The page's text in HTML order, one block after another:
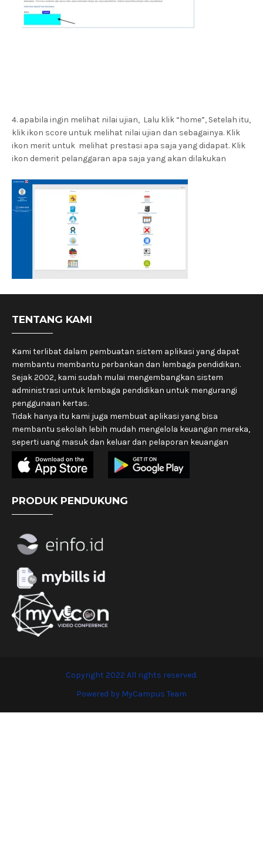
4. apabila ingin melihat nilai ujian, Lalu klik “home”, Setelah itu,
klik ikon score untuk melihat nilai ujian dan sebagainya. Klik
ikon merit untuk melihat prestasi apa saja yang didapat. Klik
ikon demerit pelanggaran apa saja yang akan dilakukan
TENTANG KAMI
Kami terlibat dalam pembuatan sistem aplikasi yang dapat
membantu membantu perbankan dan lembaga pendidikan.
Sejak 2002, kami sudah mulai mengembangkan sistem
administrasi untuk lembaga pendidikan untuk mengurangi
penggunaan kertas.
Tidak hanya itu kami juga membuat aplikasi yang bisa
membantu sekolah lebih mudah mengelola keuangan mereka,
seperti uang masuk dan keluar dan pelaporan keuangan
PRODUK PENDUKUNG
Copyright 2022 All rights reserved.
Powered by MyCampus Team